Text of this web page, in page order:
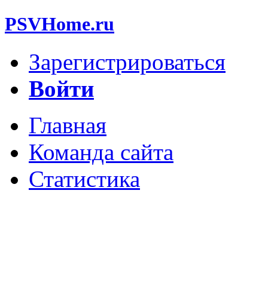
PSVHome.ru
Зарегистрироваться
Войти
Главная
Команда сайта
Статистика